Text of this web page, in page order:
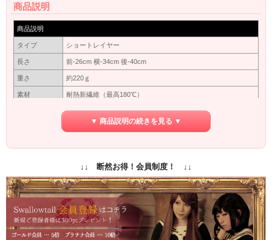
商品説明
商品説明
タイプ ショートレイヤー
長さ 前-26cm 横-34cm 後-40cm
重さ 約220ｇ
素材 耐熱新繊維（最高180℃）
※型
カバーネットに入れて出来るだけ太陽にあたらない暗いところ
てください。
初期保障／10日間の返品保障
付属品
専用ネット付き
（ウィッグ着用時に地毛をまとめるネットです）
カラー
商品写真はできる限り実物の色に近づけるよう加工しておりま
すが、お客様がご使用するモニター設定や部屋の照明により実
際の商品とは色味が異なる場合があります。
色味が異なる等のクレーム、返品交換等はお受けできません。
▼ 商品説明の続きを見る ▼
↓↓ 断然お得！会員制度！ ↓↓